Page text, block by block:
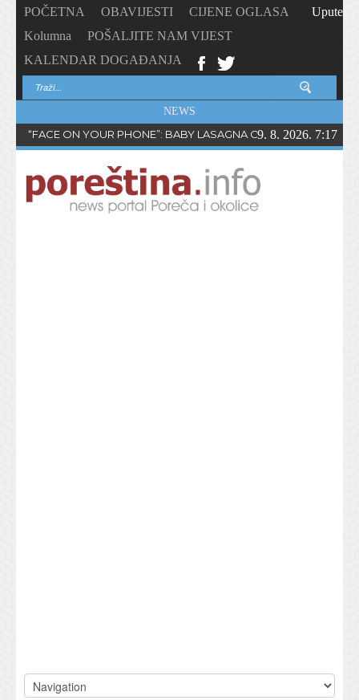
POČETNA OBAVIJESTI
CIJENE OGLASA
Kolumna
POŠALJITE NAM VIJEST
KALENDAR DOGAĐANJA
Upute
NEWS
“FACE ON YOUR PHONE”: BABY LASAGNA OBJAVIO NOVI
9. 8. 2026. 7:17